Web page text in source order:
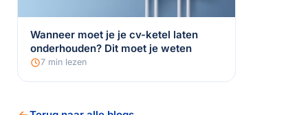
Wanneer moet je je cv-ketel laten
onderhouden? Dit moet je weten
7 min lezen